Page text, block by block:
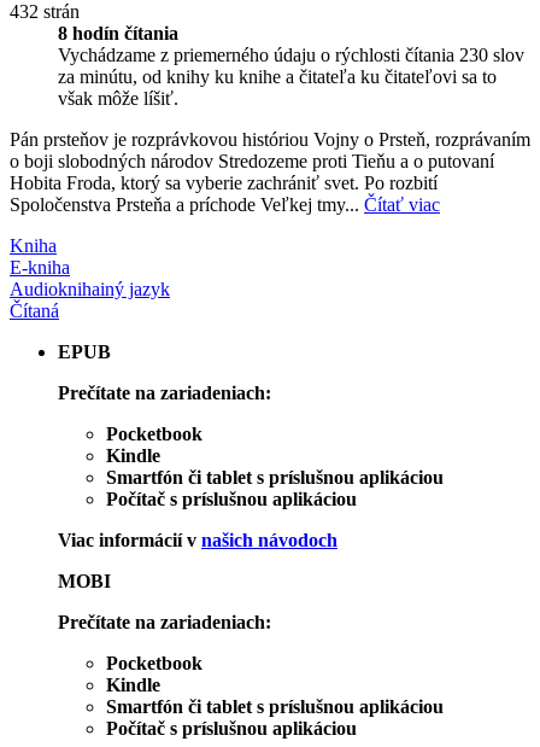
432 strán
8 hodín čítania
Vychádzame z priemerného údaju o rýchlosti čítania 230 slov
za minútu, od knihy ku knihe a čitateľa ku čitateľovi sa to
však môže líšiť.
Pán prsteňov je rozprávkovou históriou Vojny o Prsteň, rozprávaním
o boji slobodných národov Stredozeme proti Tieňu a o putovaní
Hobita Froda, ktorý sa vyberie zachrániť svet. Po rozbití
Spoločenstva Prsteňa a príchode Veľkej tmy... Čítať viac
Kniha
E-kniha
Audioknihainý jazyk
Čítaná
EPUB
Prečítate na zariadeniach:
Pocketbook
Kindle
Smartfón či tablet s príslušnou aplikáciou
Počítač s príslušnou aplikáciou
Viac informácií v našich návodoch
MOBI
Prečítate na zariadeniach:
Pocketbook
Kindle
Smartfón či tablet s príslušnou aplikáciou
Počítač s príslušnou aplikáciou